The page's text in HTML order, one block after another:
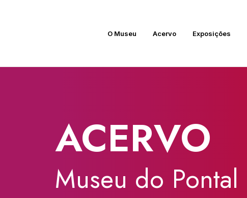
O Museu Acervo Exposições
ACERVO
Museu do Pontal